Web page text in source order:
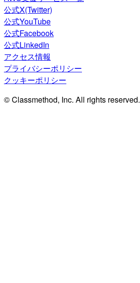
公式X(Twitter)
公式YouTube
公式Facebook
公式LinkedIn
アクセス情報
プライバシーポリシー
クッキーポリシー
© Classmethod, Inc. All rights reserved.